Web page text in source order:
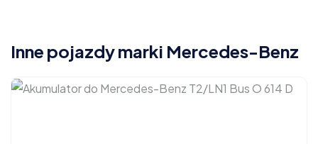
Inne pojazdy marki Mercedes-Benz